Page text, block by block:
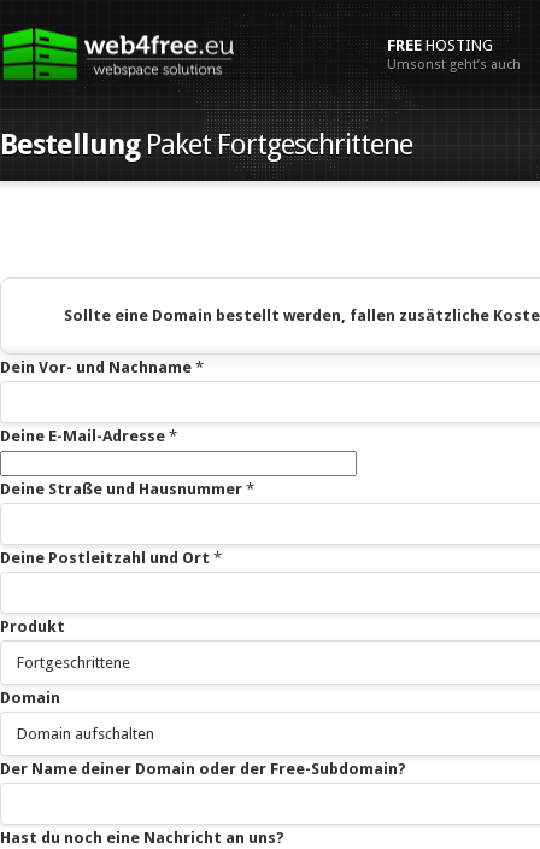
FREEHOSTING
Umsonst geht’s auch
BestellungPaket Fortgeschrittene
Sollte eine Domain bestellt werden, fallen zusätzliche
Dein Vor- und Nachname *
Deine E-Mail-Adresse *
Deine Straße und Hausnummer *
Deine Postleitzahl und Ort *
Produkt
Domain
Der Name deiner Domain oder der Free-Subdomain?
Hast du noch eine Nachricht an uns?